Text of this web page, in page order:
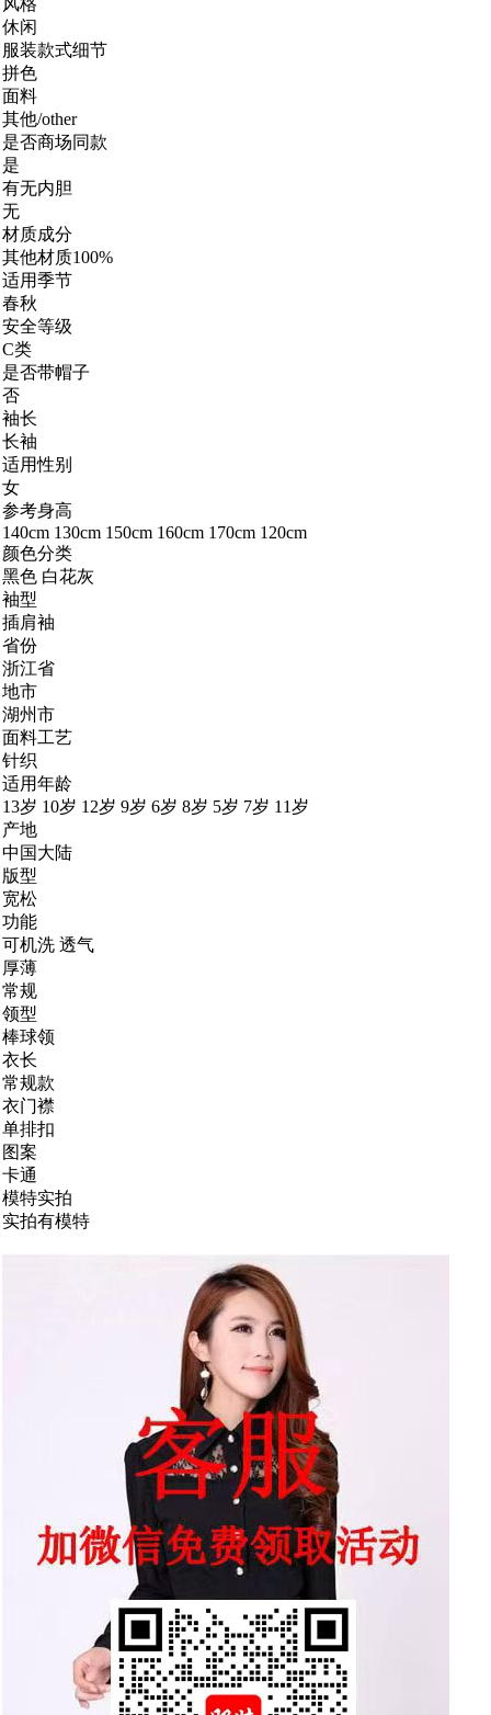
风格
休闲
服装款式细节
拼色
面料
其他/other
是否商场同款
是
有无内胆
无
材质成分
其他材质100%
适用季节
春秋
安全等级
C类
是否带帽子
否
袖长
长袖
适用性别
女
参考身高
140cm 130cm 150cm 160cm 170cm 120cm
颜色分类
黑色 白花灰
袖型
插肩袖
省份
浙江省
地市
湖州市
面料工艺
针织
适用年龄
13岁 10岁 12岁 9岁 6岁 8岁 5岁 7岁 11岁
产地
中国大陆
版型
宽松
功能
可机洗 透气
厚薄
常规
领型
棒球领
衣长
常规款
衣门襟
单排扣
图案
卡通
模特实拍
实拍有模特